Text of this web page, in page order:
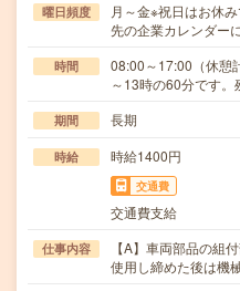
曜日頻度
月～金※祝日はお休
先の企業カレンダー
時間
08:00～17:00（休憩
～13時の60分です
期間 長期
時給 時給1400円
交通費
交通費支給
仕事内容
【A】車両部品の組
使用し締めた後は機